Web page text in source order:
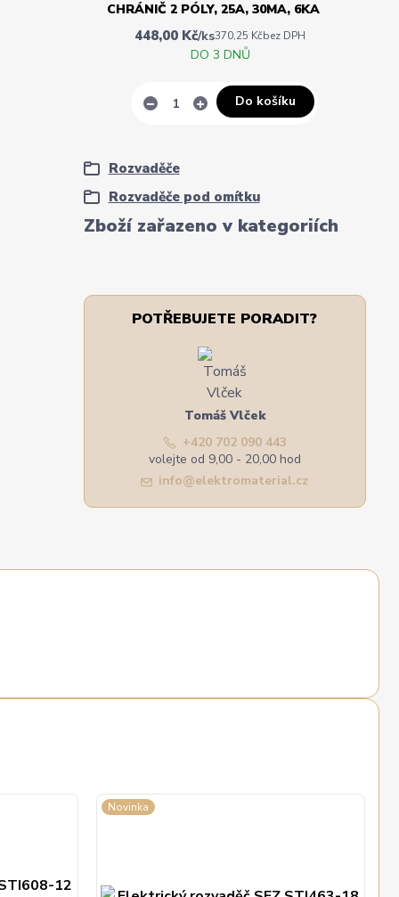
Zboží zařazeno v kategoriích
Rozvaděče
Rozvaděče pod omítku
CHRÁNIČ 2 PÓLY, 25A, 30MA, 6KA
448,00 Kč/ks370,25 Kčbez DPH
DO 3 DNŮ
Do košíku
POTŘEBUJETE PORADIT?
Tomáš Vlček
+420 702 090 443
volejte od 9,00 - 20,00 hod
info@elektromaterial.cz
Novinka